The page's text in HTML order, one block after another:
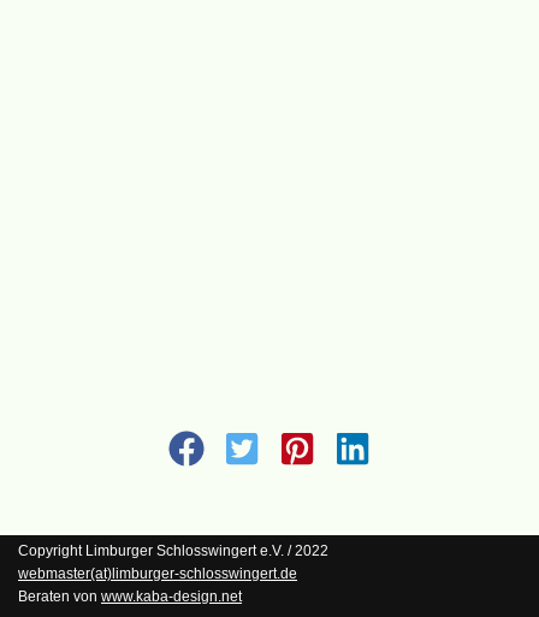
Copyright Limburger Schlosswingert e.V. / 2022
webmaster(at)limburger-schlosswingert.de
Beraten von www.kaba-design.net